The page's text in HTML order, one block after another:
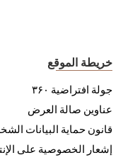
خريطة الموقع
جولة افتراضية ۳۶۰
عناوين صالة العرض
قانون حماية البيانات
إشعار الخصوصية على